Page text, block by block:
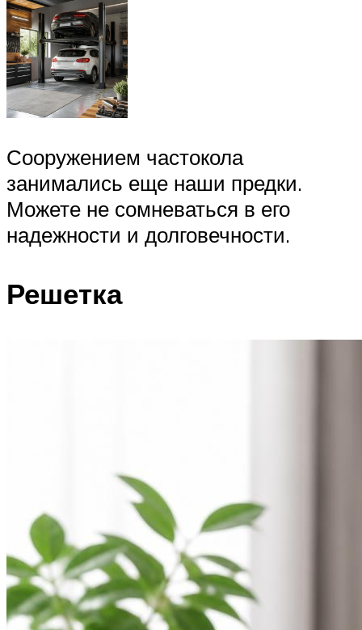
Сооружением частокола
занимались еще наши предки.
Можете не сомневаться в его
надежности и долговечности.
Решетка